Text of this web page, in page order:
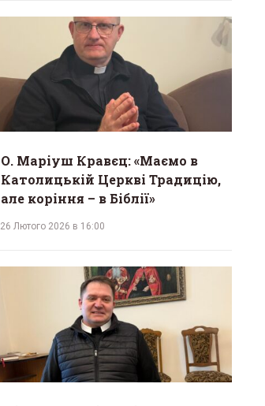
О. Маріуш Кравєц: «Маємо в
Католицькій Церкві Традицію,
але коріння – в Біблії»
26 Лютого 2026 в 16:00